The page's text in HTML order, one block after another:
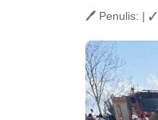
🖊 Penulis: | ✓